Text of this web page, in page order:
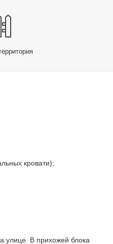
кровати);
улице. В прихожей блока